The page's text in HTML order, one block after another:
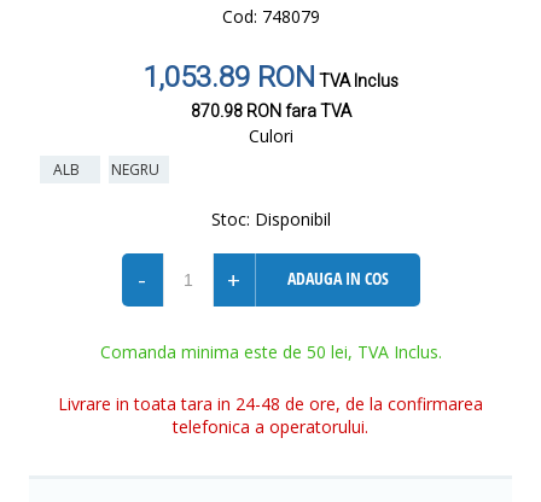
Cod: 748079
1,053.89 RONTVA Inclus
870.98 RONfara TVA
Culori
ALB NEGRU
Stoc: Disponibil
- + ADAUGA IN COS
Comanda minima este de 50 lei, TVA Inclus.
Livrare in toata tara in 24-48 de ore, de la confirmarea
telefonica a operatorului.